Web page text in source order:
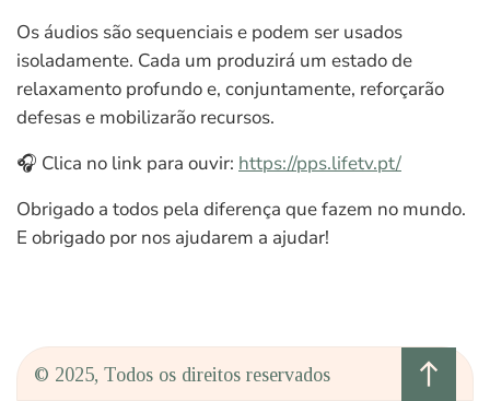
Os áudios são sequenciais e podem ser usados
isoladamente. Cada um produzirá um estado de
relaxamento profundo e, conjuntamente, reforçarão
defesas e mobilizarão recursos.
🎧 Clica no link para ouvir: https://pps.lifetv.pt/
Obrigado a todos pela diferença que fazem no mundo.
E obrigado por nos ajudarem a ajudar!
© 2025, Todos os direitos reservados north